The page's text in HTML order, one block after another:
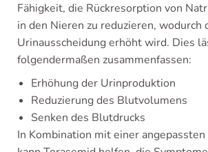
Fähigkeit, die Rückresorption von
in den Nieren zu reduzieren, wodurch
Urinausscheidung erhöht wird. Dies
folgendermaßen zusammenfassen:
Erhöhung der Urinproduktion
Reduzierung des Blutvolumens
Senken des Blutdrucks
In Kombination mit einer